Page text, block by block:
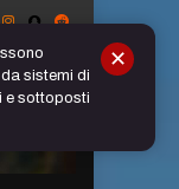
sistemi di
e sottoposti
✕